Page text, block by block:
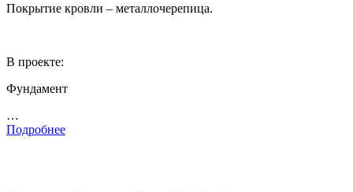
Покрытие кровли – металлочерепица.
В проекте:
Фундамент
…
Подробнее